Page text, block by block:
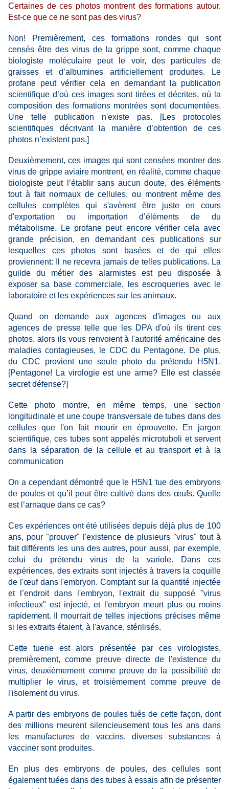
Certaines de ces photos montrent des formations autour.
Est-ce que ce ne sont pas des virus?
Non! Premièrement, ces formations rondes qui sont
censés être des virus de la grippe sont, comme chaque
biologiste moléculaire peut le voir, des particules de
graisses et d’albumines artificiellement produites. Le
profane peut vérifier cela en demandant la publication
scientifique d’où ces images sont tirées et décrites, où la
composition des formations montrées sont documentées.
Une telle publication n'existe pas. [Les protocoles
scientifiques décrivant la manière d’obtention de ces
photos n’existent pas.]
Deuxièmement, ces images qui sont censées montrer des
virus de grippe aviaire montrent, en réalité, comme chaque
biologiste peut l’établir sans aucun doute, des éléments
tout à fait normaux de cellules, ou montrent même des
cellules complètes qui s'avèrent être juste en cours
d'exportation ou importation d’éléments de du
métabolisme. Le profane peut encore vérifier cela avec
grande précision, en demandant ces publications sur
lesquelles ces photos sont basées et de qui elles
proviennent: Il ne recevra jamais de telles publications. La
guilde du métier des alarmistes est peu disposée à
exposer sa base commerciale, les escroqueries avec le
laboratoire et les expériences sur les animaux.
Quand on demande aux agences d'images ou aux
agences de presse telle que les DPA d'où ils tirent ces
photos, alors ils vous renvoient à l'autorité américaine des
maladies contagieuses, le CDC du Pentagone. De plus,
du CDC provient une seule photo du prétendu H5N1.
[Pentagone! La virologie est une arme? Elle est classée
secret défense?]
Cette photo montre, en même temps, une section
longitudinale et une coupe transversale de tubes dans des
cellules que l'on fait mourir en éprouvette. En jargon
scientifique, ces tubes sont appelés microtuboli et servent
dans la séparation de la cellule et au transport et à la
communication
On a cependant démontré que le H5N1 tue des embryons
de poules et qu’il peut être cultivé dans des œufs. Quelle
est l’arnaque dans ce cas?
Ces expériences ont été utilisées depuis déjà plus de 100
ans, pour "prouver" l'existence de plusieurs "virus" tout à
fait différents les uns des autres, pour aussi, par exemple,
celui du prétendu virus de la variole. Dans ces
expériences, des extraits sont injectés à travers la coquille
de l'œuf dans l'embryon. Comptant sur la quantité injectée
et l’endroit dans l'embryon, l'extrait du supposé "virus
infectieux" est injecté, et l'embryon meurt plus ou moins
rapidement. Il mourrait de telles injections précises même
si les extraits étaient, à l'avance, stérilisés.
Cette tuerie est alors présentée par ces virologistes,
premièrement, comme preuve directe de l'existence du
virus, deuxièmement comme preuve de la possibilité de
multiplier le virus, et troisièmement comme preuve de
l'isolement du virus.
A partir des embryons de poules tués de cette façon, dont
des millions meurent silencieusement tous les ans dans
les manufactures de vaccins, diverses substances à
vacciner sont produites.
En plus des embryons de poules, des cellules sont
également tuées dans des tubes à essais afin de présenter